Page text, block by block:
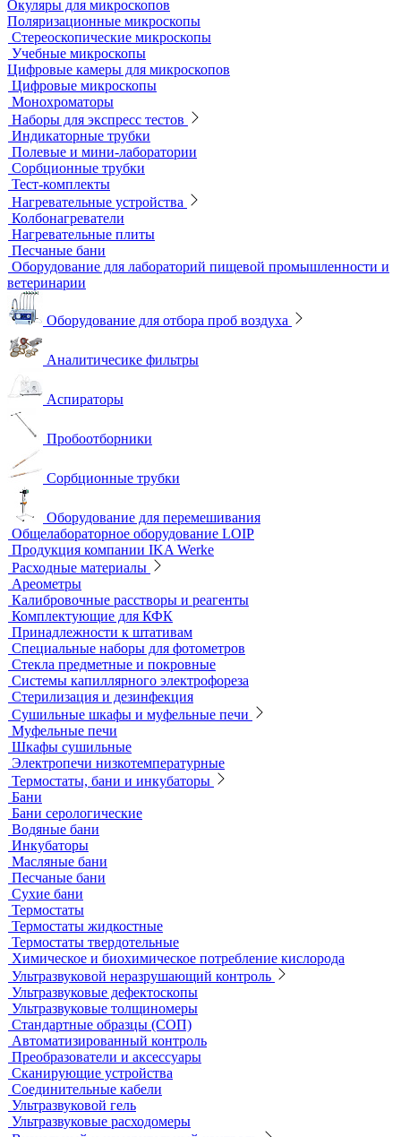
Мерная посуда
Посуда общего назначения
Центрифужные пробирки
Микроскопы
Инвертируемые микроскопы
Комплектующие к микроскопам
Лабораторные микроскопы
Люминесцентные микроскопы
Металлографические микроскопы
Объективы для микроскопов
Окуляры для микроскопов
Поляризационные микроскопы
Стереоскопические микроскопы
Учебные микроскопы
Цифровые камеры для микроскопов
Цифровые микроскопы
Монохроматоры
Наборы для экспресс тестов
Индикаторные трубки
Полевые и мини-лаборатории
Сорбционные трубки
Тест-комплекты
Нагревательные устройства
Колбонагреватели
Нагревательные плиты
Песчаные бани
Оборудование для лабораторий пищевой промышленности и
ветеринарии
Оборудование для отбора проб воздуха
Аналитичесике фильтры
Аспираторы
Пробоотборники
Сорбционные трубки
Оборудование для перемешивания
Общелабораторное оборудование LOIP
Продукция компании IKA Werke
Расходные материалы
Ареометры
Калибровочные расстворы и реагенты
Комплектующие для КФК
Принадлежности к штативам
Специальные наборы для фотометров
Стекла предметные и покровные
Системы капиллярного электрофореза
Стерилизация и дезинфекция
Сушильные шкафы и муфельные печи
Муфельные печи
Шкафы сушильные
Электропечи низкотемпературные
Термостаты, бани и инкубаторы
Бани
Бани серологические
Водяные бани
Инкубаторы
Масляные бани
Песчаные бани
Сухие бани
Термостаты
Термостаты жидкостные
Термостаты твердотельные
Химическое и биохимическое потребление кислорода